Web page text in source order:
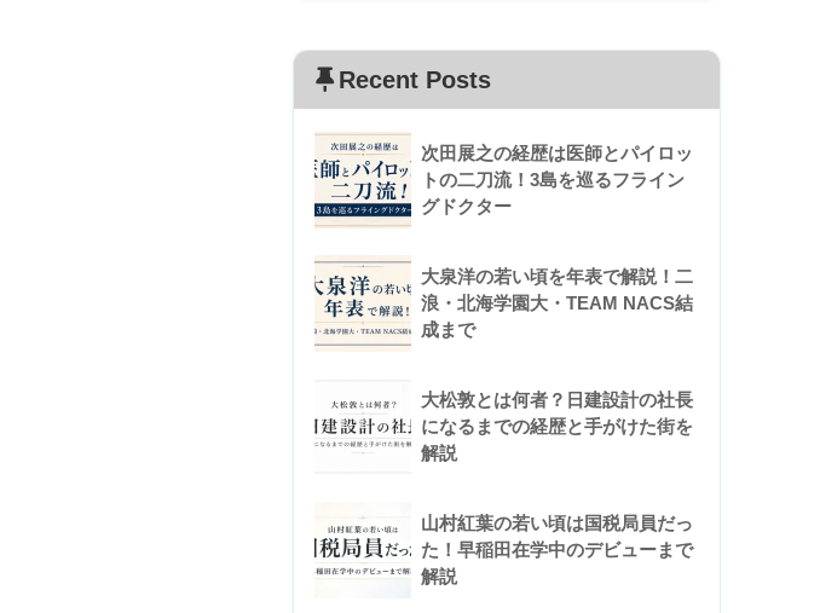
Recent Posts
次田展之の経歴は医師とパイロッ
トの二刀流！3島を巡るフライン
グドクター
大泉洋の若い頃を年表で解説！二
浪・北海学園大・TEAM NACS結
成まで
大松敦とは何者？日建設計の社長
になるまでの経歴と手がけた街を
解説
山村紅葉の若い頃は国税局員だっ
た！早稲田在学中のデビューまで
解説